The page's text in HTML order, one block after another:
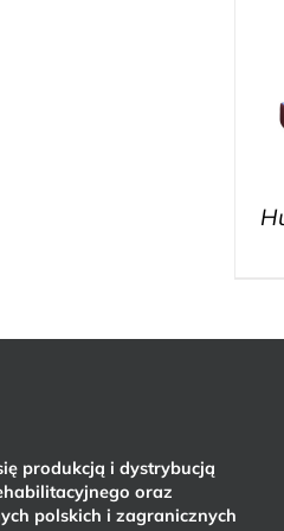
produkcją i dystrybucją
oraz
polskich i zagranicznych